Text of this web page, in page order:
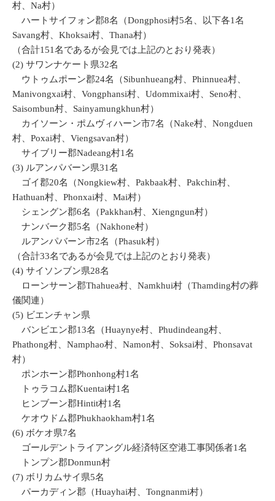
村、Na村）
ハートサイフォン郡8名（Dongphosi村5名、以下各1名
Savang村、Khoksai村、Thana村）
（合計151名であるが会見では上記のとおり発表）
(2) サワンナケート県32名
ウトゥムポーン郡24名（Sibunhueang村、Phinnuea村、
Manivongxai村、Vongphansi村、Udommixai村、Seno村、
Saisombun村、Sainyamungkhun村）
カイソーン・ポムヴィハーン市7名（Nake村、Nongduen
村、Poxai村、Viengsavan村）
サイブリー郡Nadeang村1名
(3) ルアンパバーン県31名
ゴイ郡20名（Nongkiew村、Pakbaak村、Pakchin村、
Hathuan村、Phonxai村、Mai村）
シェングン郡6名（Pakkhan村、Xiengngun村）
ナンバーク郡5名（Nakhone村）
ルアンパバーン市2名（Phasuk村）
（合計33名であるが会見では上記のとおり発表）
(4) サイソンブン県28名
ローンサーン郡Thahuea村、Namkhui村（Thamding村の葬
儀関連）
(5) ビエンチャン県
バンビエン郡13名（Huaynye村、Phudindeang村、
Phathong村、Namphao村、Namon村、Soksai村、Phonsavat
村）
ポンホーン郡Phonhong村1名
トゥラコム郡Kuentai村1名
ヒンブーン郡Hintit村1名
ケオウドム郡Phukhaokham村1名
(6) ボケオ県7名
ゴールデントライアングル経済特区空港工事関係者1名
トンプン郡Donmun村
(7) ボリカムサイ県5名
パーカディン郡（Huayhai村、Tongnanmi村）